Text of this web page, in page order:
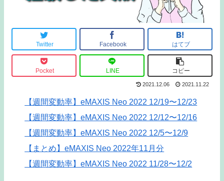
Twitter Facebook はてブ
Pocket LINE コピー
2021.12.06 2021.11.22
【週間変動率】eMAXIS Neo 2022 12/19〜12/23
【週間変動率】eMAXIS Neo 2022 12/12〜12/16
【週間変動率】eMAXIS Neo 2022 12/5〜12/9
【まとめ】eMAXIS Neo 2022年11月分
【週間変動率】eMAXIS Neo 2022 11/28〜12/2